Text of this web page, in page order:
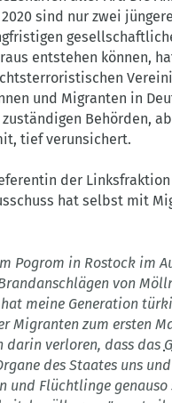
sind nur zwei
entstehen können,
und Migranten in
Behörden,
tief verunsichert.
der Linksfraktion
hat selbst mit
Pogrom in Rostock im
von
meine Generation
Migranten zum ersten
darin verloren, dass das
des Staates uns
und Flüchtlinge genauso